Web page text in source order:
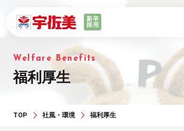
新卒
採用
Welfare Benefits
福利厚生
TOP 社風・環境 福利厚生